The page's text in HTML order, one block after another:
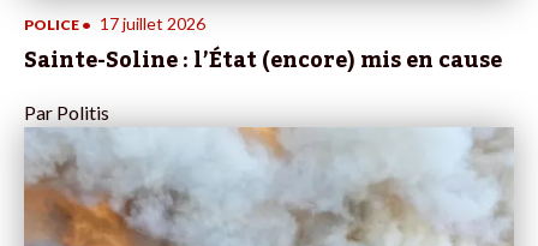
POLICE • 17 juillet 2026
Sainte-Soline : l’État (encore) mis en cause
Par Politis